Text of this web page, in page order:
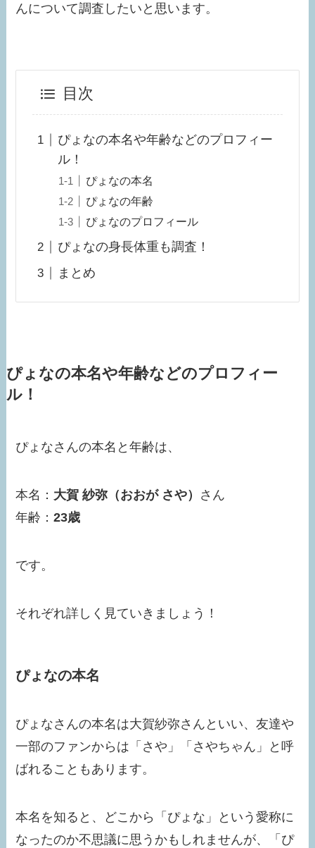
んについて調査したいと思います。
目次
ぴょなの本名や年齢などのプロフィー
ル！
ぴょなの本名
ぴょなの年齢
ぴょなのプロフィール
ぴょなの身長体重も調査！
まとめ
ぴょなの本名や年齢などのプロフィー
ル！
ぴょなさんの本名と年齢は、
本名： 大賀 紗弥（おおが さや） さん
年齢：23歳
です。
それぞれ詳しく見ていきましょう！
ぴょなの本名
ぴょなさんの本名は大賀紗弥さんといい、友達や
一部のファンからは「さや」「さやちゃん」と呼
ばれることもあります。
本名を知ると、どこから「ぴょな」という愛称に
なったのか不思議に思うかもしれませんが、「ぴ